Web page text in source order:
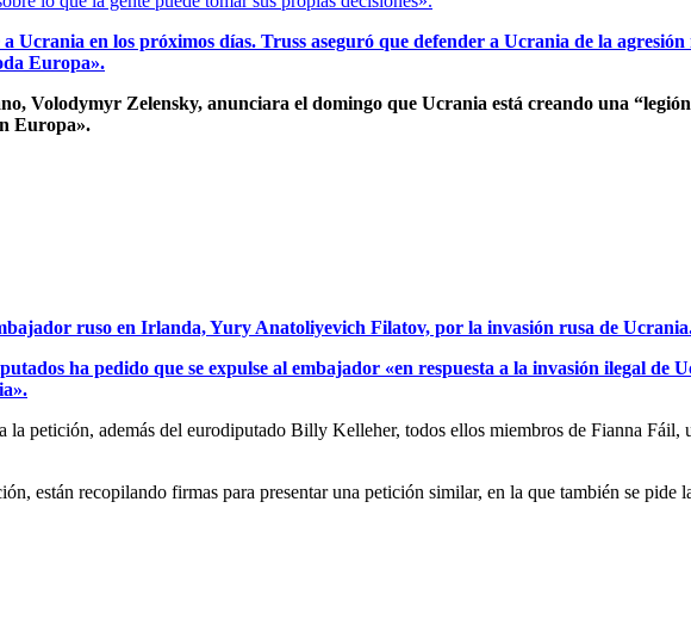
en los próximos días. Truss aseguró que defender a Ucrania de la
Europa».
Volodymyr Zelensky, anunciara el domingo que Ucrania está creando una
Europa».
ruso en Irlanda, Yury Anatoliyevich Filatov, por la invasión rusa de
ha pedido que se expulse al embajador «en respuesta a la invasión ilegal de
la petición, además del eurodiputado Billy Kelleher, todos ellos miembros de Fianna
están recopilando firmas para presentar una petición similar, en la que también se pide